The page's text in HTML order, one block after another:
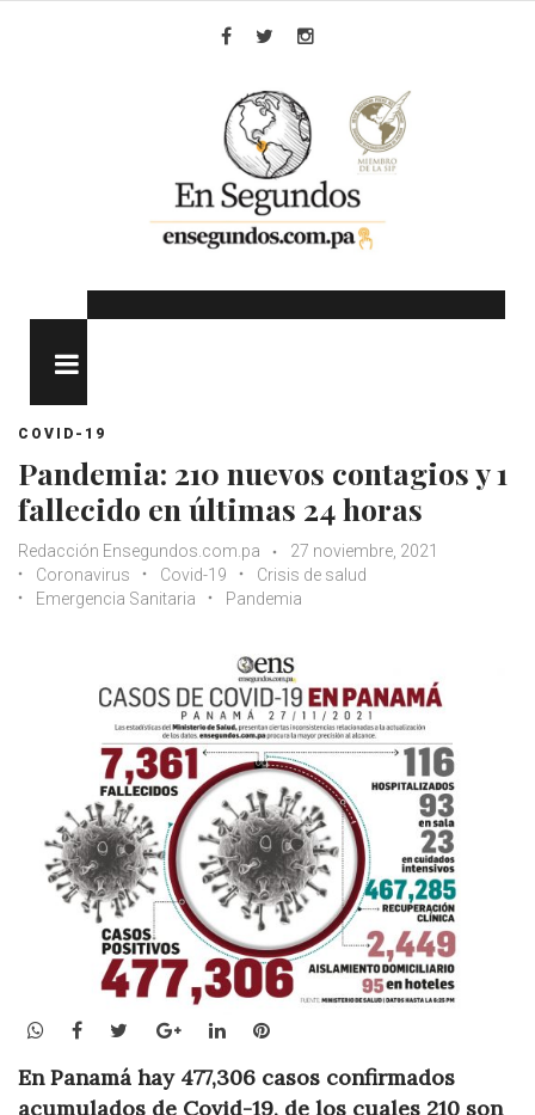
COVID-19
Pandemia: 210 nuevos contagios y 1
fallecido en últimas 24 horas
Redacción Ensegundos.com.pa
27 noviembre, 2021
Coronavirus
Covid-19
Crisis de salud
Emergencia Sanitaria
Pandemia
WhatsApp
Facebook
TwitterGoogle+LinkedInPinterest
En Panamá hay 477,306 casos confirmados
acumulados de Covid-19, de los cuales 210 son